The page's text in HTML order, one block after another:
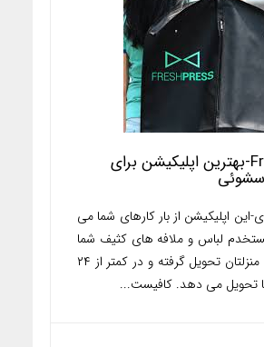
FreshPress-بهترین اپلیکیشن برای
این اپلیکیشن از بار کارهای شما می
لباس و ملافه های کثیف شما
را از دم درب منزلتان تحویل گرفته و در کمتر از ۲۴
تحویل می دهد. کافیست...